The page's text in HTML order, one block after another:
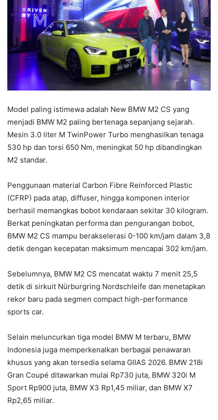
Model paling istimewa adalah New BMW M2 CS yang
menjadi BMW M2 paling bertenaga sepanjang sejarah.
Mesin 3.0 liter M TwinPower Turbo menghasilkan tenaga
530 hp dan torsi 650 Nm, meningkat 50 hp dibandingkan
M2 standar.
Penggunaan material Carbon Fibre Reinforced Plastic
(CFRP) pada atap, diffuser, hingga komponen interior
berhasil memangkas bobot kendaraan sekitar 30 kilogram.
Berkat peningkatan performa dan pengurangan bobot,
BMW M2 CS mampu berakselerasi 0-100 km/jam dalam 3,8
detik dengan kecepatan maksimum mencapai 302 km/jam.
Sebelumnya, BMW M2 CS mencatat waktu 7 menit 25,5
detik di sirkuit Nürburgring Nordschleife dan menetapkan
rekor baru pada segmen compact high-performance
sports car.
Selain meluncurkan tiga model BMW M terbaru, BMW
Indonesia juga memperkenalkan berbagai penawaran
khusus yang akan tersedia selama GIIAS 2026. BMW 218i
Gran Coupé ditawarkan mulai Rp730 juta, BMW 320i M
Sport Rp900 juta, BMW X3 Rp1,45 miliar, dan BMW X7
Rp2,65 miliar.